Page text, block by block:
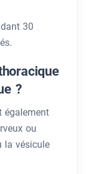
30
?
également
ou
la vésicule